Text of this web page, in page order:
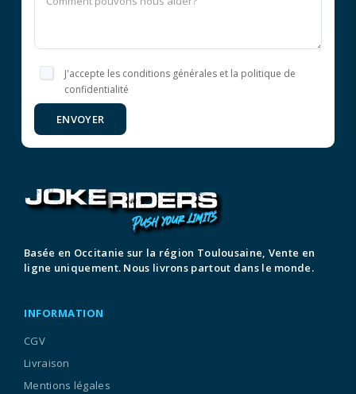
J'accepte les conditions générales et la politique de
confidentialité
ENVOYER
Basée en Occitanie sur la région Toulousaine, Vente en
ligne uniquement. Nous livrons partout dans le monde.
INFORMATION
CGV
Livraison
Mentions légales